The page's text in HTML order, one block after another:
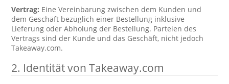
Vertrag: Eine Vereinbarung zwischen dem Kunden und
dem Geschäft bezüglich einer Bestellung inklusive
Lieferung oder Abholung der Bestellung. Parteien des
Vertrags sind der Kunde und das Geschäft, nicht jedoch
Takeaway.com.
2. Identität von Takeaway.com